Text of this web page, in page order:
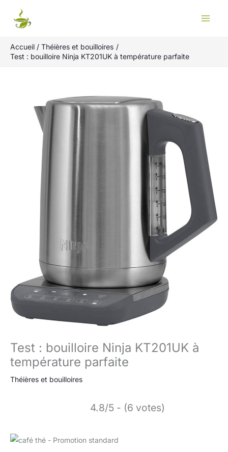
Accueil
Théières et bouilloires
Test : bouilloire Ninja KT201UK à température parfaite
Test : bouilloire Ninja KT201UK à
température parfaite
Théières et bouilloires
4.8/5 - (6 votes)